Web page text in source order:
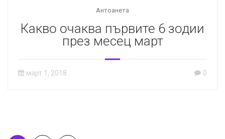
Антоанета
Какво очаква първите 6 зодии
през месец март
март 1, 2018 0